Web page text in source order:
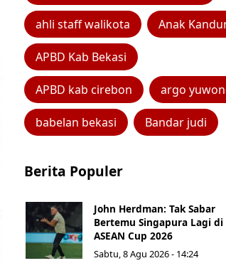
ahli staff walikota Anak
APBD Kab Bekasi
APBD kab cirebon argo
babelan bekasi Bandar judi
Berita Populer
John Herdman: Tak Sabar
Bertemu Singapura Lagi di
ASEAN Cup 2026
Sabtu, 8 Agu 2026 - 14:24